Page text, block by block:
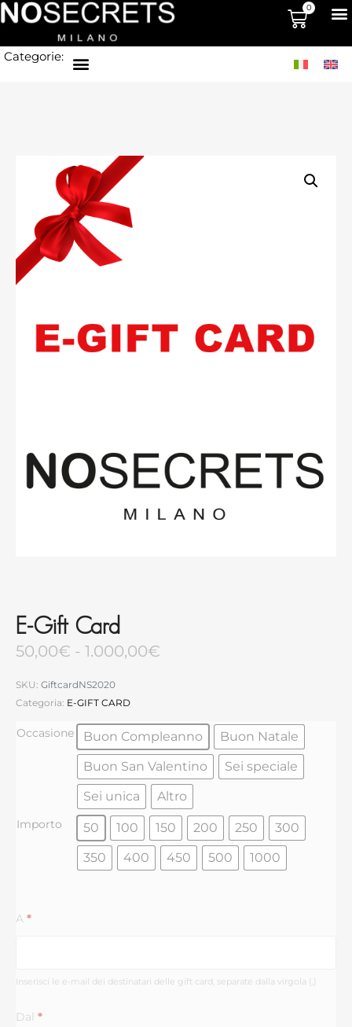
0
Categorie:
E-Gift Card
50,00€ - 1.000,00€
SKU: GiftcardNS2020
Categoria: E-GIFT CARD
Occasione Buon Compleanno
Buon Natale
Buon San Valentino
Sei speciale
Sei unica
Altro
Importo 50 100 150 200 250
300
350
400 450 500 1000
A *
Inserisci le e-mail dei destinatari delle gift card, separate dalla virgola (,)
Dal *